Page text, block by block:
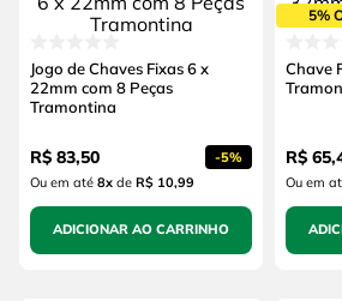
Jogo de Chaves Fixas 6 x
22mm com 8 Peças
Tramontina
R$ 83,50 -5%
Ou em até 8xde R$ 10,99
ADICIONAR AO CARRINHO
5%
Chave
R$ 65,
Ou em